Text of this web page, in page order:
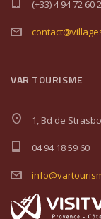
(+33) 4 94 72 60
VAR TOURISME
1, Bd de
04 94 18 59 60